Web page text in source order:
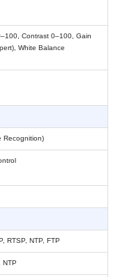
Contrast 0–100, Gain
White Balance
Recognition)
RTSP, NTP, FTP
NTP